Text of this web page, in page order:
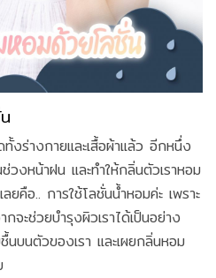
งร่างกายและเสื้อผ้าแล้ว อีกหนึ่ง
งหน้าฝน และทำให้กลิ่นตัวเราหอม
คือ.. การใช้โลชั่นน้ำหอมค่ะ เพราะ
จะช่วยบำรุงผิวเราได้เป็นอย่าง
บนตัวของเรา และเผยกลิ่นหอม